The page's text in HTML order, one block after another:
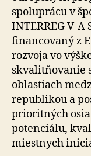
spoluprácu v
INTERREG V-
financovaný z
rozvoja vo
skvalitňovanie
oblastiach
republikou a
prioritných
potenciálu,
miestnych